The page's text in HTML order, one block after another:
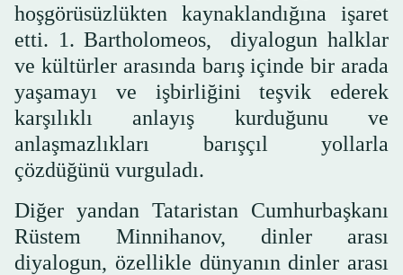
hoşgörüsüzlükten kaynaklandığına işaret
etti. 1. Bartholomeos, diyalogun halklar
ve kültürler arasında barış içinde bir arada
yaşamayı ve işbirliğini teşvik ederek
karşılıklı anlayış kurduğunu ve
anlaşmazlıkları barışçıl yollarla
çözdüğünü vurguladı.
Diğer yandan Tataristan Cumhurbaşkanı
Rüstem Minnihanov, dinler arası
diyalogun, özellikle dünyanın dinler arası